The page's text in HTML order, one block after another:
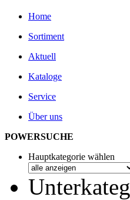
Home
Sortiment
Aktuell
Kataloge
Service
Über uns
POWERSUCHE
Hauptkategorie wählen